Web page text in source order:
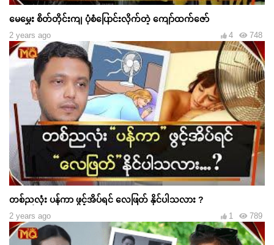
မေမွှေး စိတ်တိုင်းကျ ပုံစံပြောင်းလိုက်တဲ့ ကျော်ထက်ဇော်
2 years ago 748
4
တစ်ညလုံး ပန်ကာ ဖွင့်အိပ်ရင် လေဖြတ် နိုင်ပါသလား ?
2 years ago 789
1